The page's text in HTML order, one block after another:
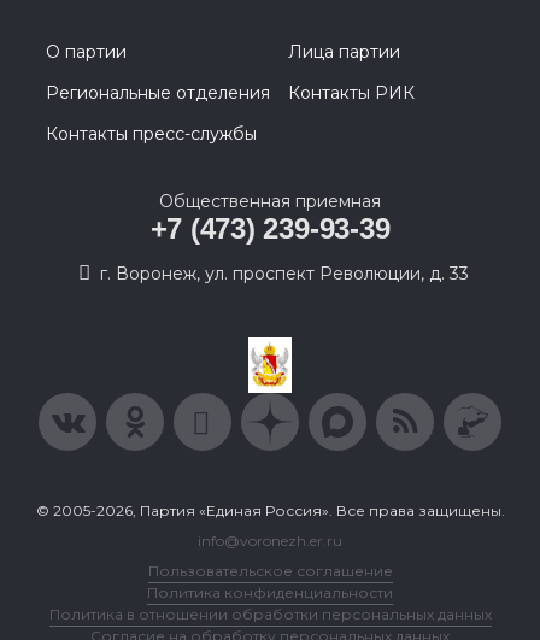
О партии
Лица партии
Региональные отделения
Контакты РИК
Контакты пресс-службы
Общественная приемная
+7 (473) 239-93-39
г. Воронеж, ул. проспект Революции, д. 33
© 2005-2026, Партия «Единая Россия». Все права защищены.
info@voronezh.er.ru
Пользовательское соглашение
Политика конфиденциальности
Политика в отношении обработки персональных данных
Согласие на обработку персональных данных